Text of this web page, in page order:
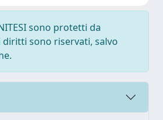
sono protetti da
sono riservati, salvo